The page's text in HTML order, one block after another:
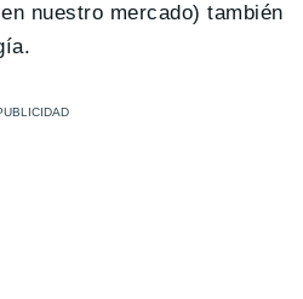
nuestro mercado) también